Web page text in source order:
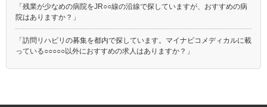
「残業が少なめの病院をJR○○線の沿線で探していますが、おすすめの病
院はありますか？」
「訪問リハビリの募集を都内で探しています。マイナビコメディカルに載
っている○○○○○以外におすすめの求人はありますか？」